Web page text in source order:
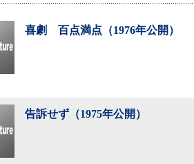
喜劇 百点満点（1976年公開）
告訴せず（1975年公開）